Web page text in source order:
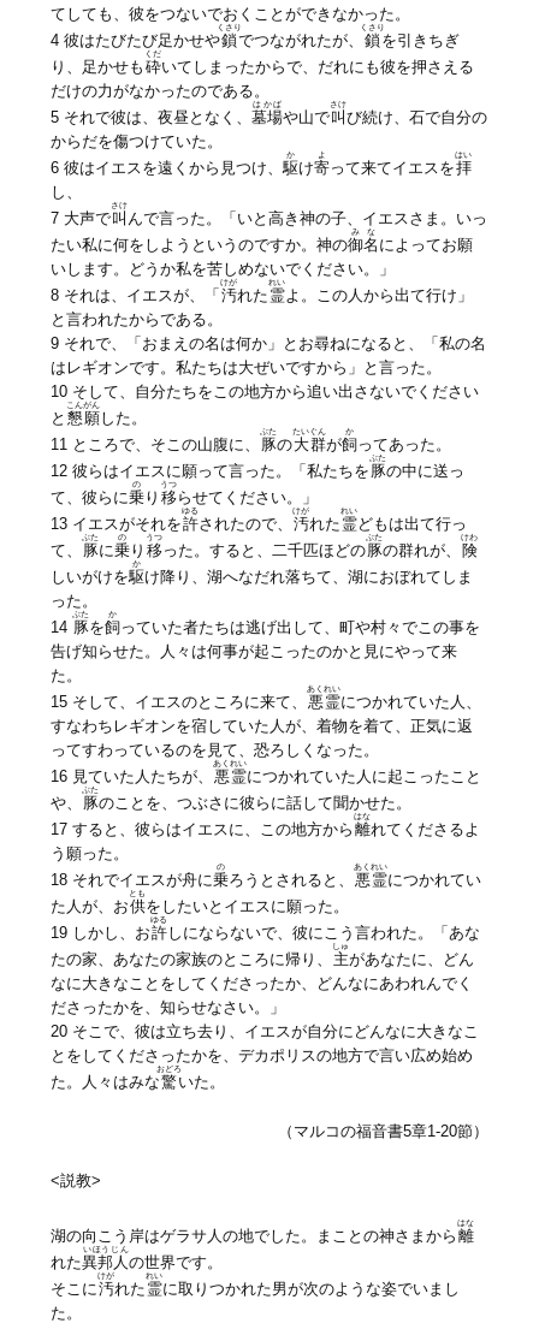
てしても、彼をつないでおくことができなかった。
4 彼はたびたび足かせや鎖
くさり
でつながれたが、 鎖
くさり
を引きちぎ
り、足かせも 砕
くだ
いてしまったからで、だれにも彼を押さえる
だけの力がなかったのである。
5 それで彼は、夜昼となく、墓場
はかば
や山で叫
さけ
び続け、石で自分の
からだを傷つけていた。
6 彼はイエスを遠くから見つけ、駆
か
け寄
よ
って来てイエスを拝
はい
し、
7 大声で叫
さけ
んで言った。「いと高き神の子、イエスさま。いっ
たい私に何をしようというのですか。神の御名
みな
によってお願
いします。どうか私を苦しめないでください。」
8 それは、イエスが、「汚
けが
れた 霊
れい
よ。この人から出て行け」
と言われたからである。
9 それで、「おまえの名は何か」とお尋ねになると、「私の名
はレギオンです。私たちは大ぜいですから」と言った。
10 そして、自分たちをこの地方から追い出さないでください
と 懇願
こんがん
した。
11 ところで、そこの山腹に、
豚
ぶた
の大群
たいぐん
が飼
か
ってあった。
12 彼らはイエスに願って言った。「私たちを 豚
ぶた
の中に送っ
て、彼らに乗
の
り 移
うつ
らせてください。」
13 イエスがそれを許
ゆる
されたので、 汚
けが
れた 霊
れい
どもは出て行っ
て、
豚
ぶた
に乗
の
り 移
うつ
った。すると、二千匹ほどの豚
ぶた
の群れが、 険
けわ
しいがけを駆
か
け降り、湖へなだれ落ちて、湖におぼれてしま
った。
14 豚
ぶた
を飼
か
っていた者たちは逃げ出して、町や村々でこの事を
告げ知らせた。人々は何事が起こったのかと見にやって来
た。
15 そして、イエスのところに来て、
悪霊
あくれい
につかれていた人、
すなわちレギオンを宿していた人が、着物を着て、正気に返
ってすわっているのを見て、恐ろしくなった。
16 見ていた人たちが、
悪霊
あくれい
につかれていた人に起こったこと
や、
豚
ぶた
のことを、つぶさに彼らに話して聞かせた。
17 すると、彼らはイエスに、この地方から 離
はな
れてくださるよ
う願った。
18 それでイエスが舟に乗
の
ろうとされると、 悪霊
あくれい
につかれてい
た人が、お供
とも
をしたいとイエスに願った。
19 しかし、お許
ゆる
しにならないで、彼にこう言われた。「あな
たの家、あなたの家族のところに帰り、
主
しゅ
があなたに、どん
なに大きなことをしてくださったか、どんなにあわれんでく
ださったかを、知らせなさい。」
20 そこで、彼は立ち去り、イエスが自分にどんなに大きなこ
とをしてくださったかを、デカポリスの地方で言い広め始め
た。人々はみな驚
おどろ
いた。
（マルコの福音書5章1-20節）
<説教>
湖の向こう岸はゲラサ人の地でした。まことの神さまから 離
はな
れた異邦人
いほうじん
の世界です。
そこに 汚
けが
れた 霊
れい
に取りつかれた男が次のような姿でいまし
た。